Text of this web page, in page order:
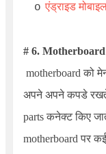
o एंड्राइड
# 6. Motherboard
motherboard को
अपने अपने कपडे रखते
parts कनेक्ट किए
motherboard पर